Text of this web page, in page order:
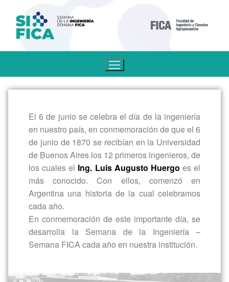
El 6 de junio se celebra el día de la ingeniería
en nuestro país, en conmemoración de que el 6
de junio de 1870 se recibían en la Universidad
de Buenos Aires los 12 primeros ingenieros, de
los cuales el Ing. Luis Augusto Huergo es el
más conocido. Con ellos, comenzó en
Argentina una historia de la cual celebramos
cada año.
En conmemoración de este importante día, se
desarrolla la Semana de la Ingeniería –
Semana FICA cada año en nuestra institución.